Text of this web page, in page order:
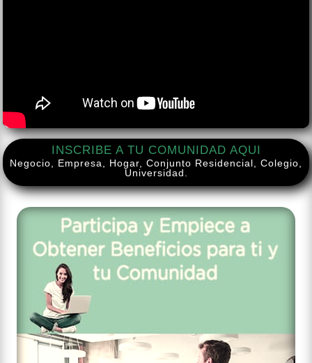
INSCRIBE A TU COMUNIDAD AQUI
Negocio, Empresa, Hogar, Conjunto Residencial, Colegio,
Universidad.